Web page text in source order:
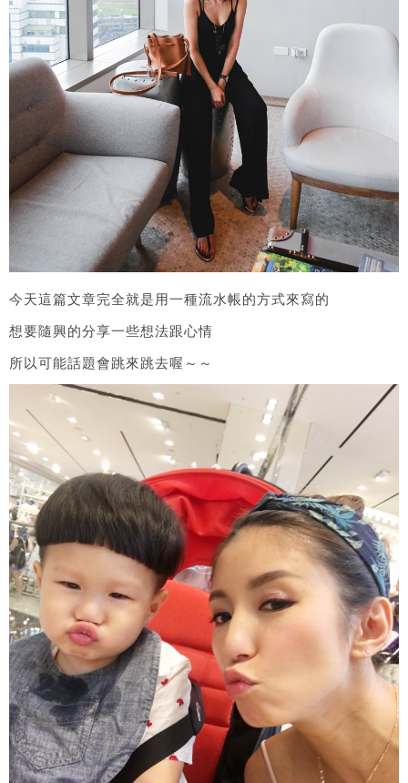
今天這篇文章完全就是用一種流水帳的方式來寫的
想要隨興的分享一些想法跟心情
所以可能話題會跳來跳去喔～～